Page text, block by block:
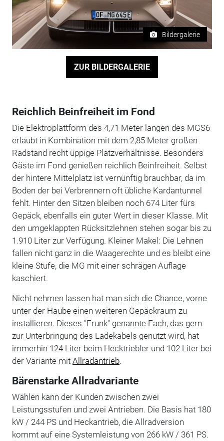
Bildergalerie
ZUR BILDERGALERIE
Reichlich Beinfreiheit im Fond
Die Elektroplattform des 4,71 Meter langen des MGS6
erlaubt in Kombination mit dem 2,85 Meter großen
Radstand recht üppige Platzverhältnisse. Besonders
Gäste im Fond genießen reichlich Beinfreiheit. Selbst
der hintere Mittelplatz ist vernünftig brauchbar, da im
Boden der bei Verbrennern oft übliche Kardantunnel
fehlt. Hinter den Sitzen bleiben noch 674 Liter fürs
Gepäck, ebenfalls ein guter Wert in dieser Klasse. Mit
den umgeklappten Rücksitzlehnen stehen sogar bis zu
1.910 Liter zur Verfügung. Kleiner Makel: Die Lehnen
fallen nicht ganz in die Waagerechte und es bleibt eine
kleine Stufe, die MG mit einer schrägen Auflage
kaschiert.
Nicht nehmen lassen hat man sich die Chance, vorne
unter der Haube einen weiteren Gepäckraum zu
installieren. Dieses "Frunk" genannte Fach, das gern
zur Unterbringung des Ladekabels genutzt wird, hat
immerhin 124 Liter beim Hecktriebler und 102 Liter bei
der Variante mit Allradantrieb.
Bärenstarke Allradvariante
Wählen kann der Kunden zwischen zwei
Leistungsstufen und zwei Antrieben. Die Basis hat 180
kW / 244 PS und Heckantrieb, die Allradversion
kommt auf eine Systemleistung von 266 kW / 361 PS.